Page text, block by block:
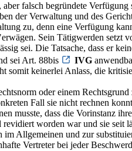
falsch begründete
der Verwaltung und des
zu, denn eine Verfügung
Sein Tätigwerden setzt
sei. Die Tatsache, dass er
sei Art. 88bis
IVG
somit keinerlei Anlass, die
oder einem
Fall sie nicht rechnen
musste, dass die Vorinstanz
worden war und sie seit
Allgemeinen und zur
Vertreter bei jeder